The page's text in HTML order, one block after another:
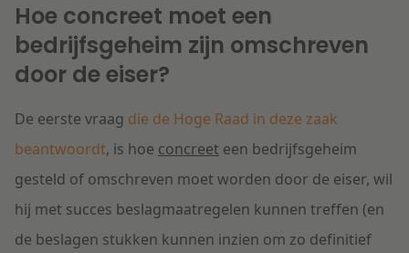
Hoe concreet moet een
bedrijfsgeheim zijn omschreven
door de eiser?
De eerste vraag die de Hoge Raad in deze zaak
beantwoordt, is hoe concreet een bedrijfsgeheim
gesteld of omschreven moet worden door de eiser, wil
hij met succes beslagmaatregelen kunnen treffen (en
de beslagen stukken kunnen inzien om zo definitief